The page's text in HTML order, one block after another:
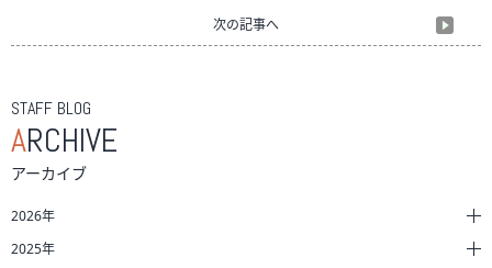
次の記事へ
STAFF BLOG
ARCHIVE
アーカイブ
2026年
2025年